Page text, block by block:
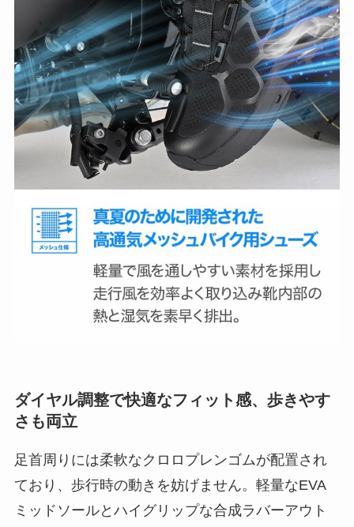
ダイヤル調整で快適なフィット感、歩きやす
さも両立
足首周りには柔軟なクロロプレンゴムが配置され
ており、歩行時の動きを妨げません。軽量なEVA
ミッドソールとハイグリップな合成ラバーアウト